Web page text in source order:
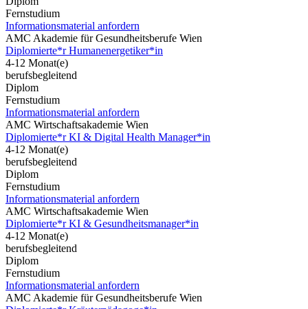
Fernstudium
Informationsmaterial anfordern
AMC Akademie für Gesundheitsberufe Wien
Diplomierte*r Humanenergetiker*in
4-12 Monat(e)
berufsbegleitend
Diplom
Fernstudium
Informationsmaterial anfordern
AMC Wirtschaftsakademie Wien
Diplomierte*r KI & Digital Health Manager*in
4-12 Monat(e)
berufsbegleitend
Diplom
Fernstudium
Informationsmaterial anfordern
AMC Wirtschaftsakademie Wien
Diplomierte*r KI & Gesundheitsmanager*in
4-12 Monat(e)
berufsbegleitend
Diplom
Fernstudium
Informationsmaterial anfordern
AMC Akademie für Gesundheitsberufe Wien